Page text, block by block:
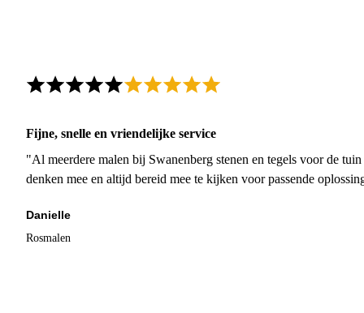
Fijne, snelle en vriendelijke service
"Al meerdere malen bij Swanenberg stenen en tegels voor de
denken mee en altijd bereid mee te kijken voor passende
Danielle
Rosmalen